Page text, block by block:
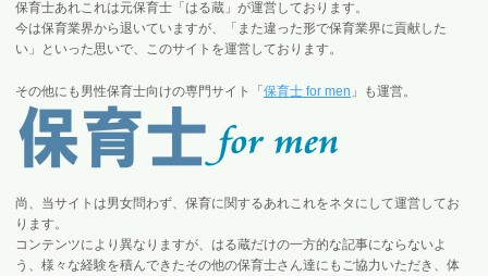
保育士あれこれは元保育士「はる蔵」が運営しております。
今は保育業界から退いていますが、「また違った形で保育業界に貢献した
い」といった思いで、このサイトを運営しております。
その他にも男性保育士向けの専門サイト「保育士 for men 」も運営。
尚、当サイトは男女問わず、保育に関するあれこれをネタにして運営してお
ります。
コンテンツにより異なりますが、はる蔵だけの一方的な記事にならないよ
う、様々な経験を積んできたその他の保育士さん達にもご協力いただき、体